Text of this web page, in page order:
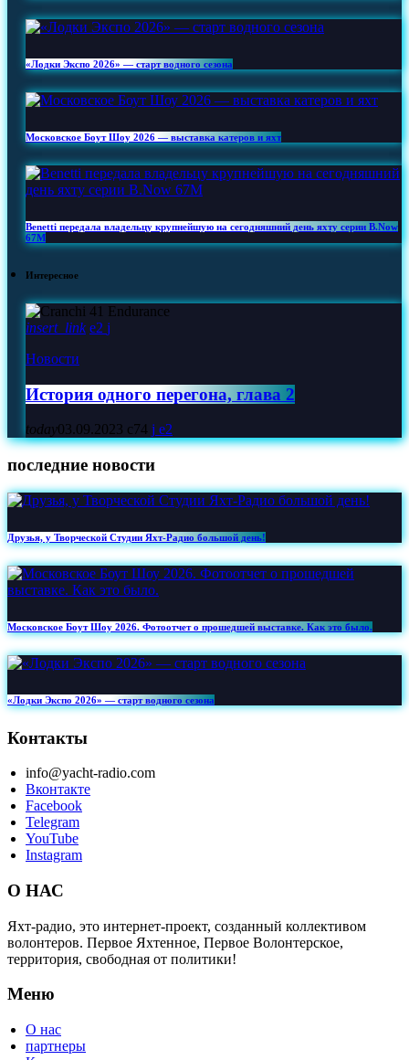
«Лодки Экспо 2026» — старт водного сезона
Московское Боут Шоу 2026 — выставка катеров и яхт
Benetti передала владельцу крупнейшую на сегодняшний день яхту серии B.Now
67M
Интересное
insert_link
2
Новости
История одного перегона, глава 2
today03.09.2023 74 2
последние новости
Друзья, у Творческой Студии Яхт‑Радио большой день!
Московское Боут Шоу 2026. Фотоотчет о прошедшей выставке. Как это было.
«Лодки Экспо 2026» — старт водного сезона
Контакты
info@yacht-radio.com
Вконтакте
Facebook
Telegram
YouTube
Instagram
О НАС
Яхт-радио, это интернет-проект, созданный коллективом
волонтеров. Первое Яхтенное, Первое Волонтерское,
территория, свободная от политики!
Меню
О нас
партнеры